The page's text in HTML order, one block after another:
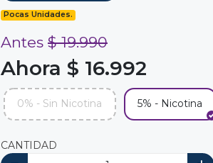
Pocas Unidades.
Antes $ 19.990
Ahora $ 16.992
0% - Sin Nicotina 5% - Nicotina
CANTIDAD